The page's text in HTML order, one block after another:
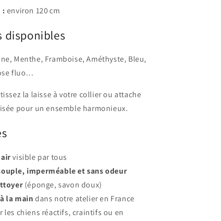
: environ 120 cm
disponibles
Menthe, Framboise, Améthyste, Bleu,
fluo…
la laisse à votre collier ou attache
pour un ensemble harmonieux.
visible par tous
imperméable et sans odeur
(éponge, savon doux)
la main dans notre atelier en France
les chiens réactifs, craintifs ou en